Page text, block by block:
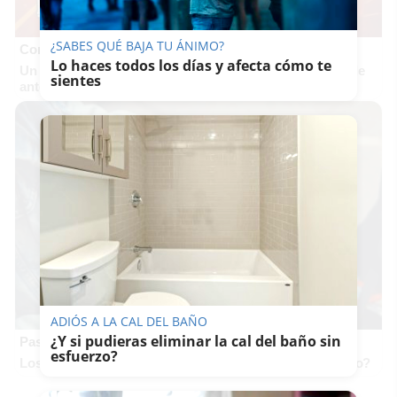
Corepunk MMORPG
Un verdadero MMORPG de la vieja escuela ¡Cómo los de
antes, pero mejor!
Pasaportes que abren puertas
Los pasaportes más poderosos del mundo, ¿está el tuyo?
¿SABES QUÉ BAJA TU ÁNIMO?
Lo haces todos los días y afecta cómo te
sientes
ADIÓS A LA CAL DEL BAÑO
¿Y si pudieras eliminar la cal del baño sin
esfuerzo?